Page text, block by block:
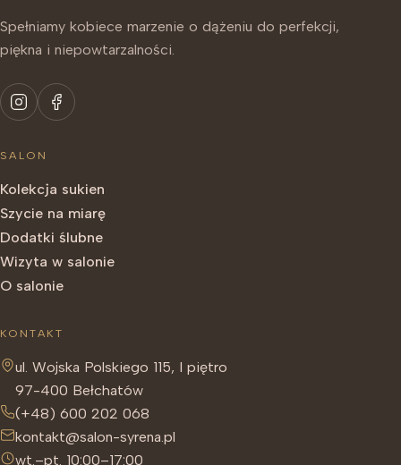
Spełniamy kobiece marzenie o dążeniu do perfekcji,
piękna i niepowtarzalności.
SALON
Kolekcja sukien
Szycie na miarę
Dodatki ślubne
Wizyta w salonie
O salonie
KONTAKT
ul. Wojska Polskiego 115, I piętro
97-400 Bełchatów
(+48) 600 202 068
kontakt@salon-syrena.pl
wt.–pt. 10:00–17:00